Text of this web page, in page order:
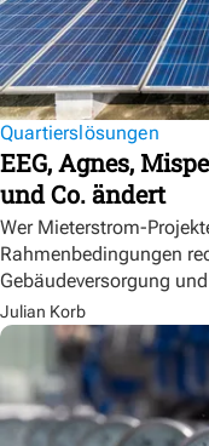
Quartierslösungen
EEG, Agnes,
und Co. ändert
Wer Mieterstrom-
Rahmenbedingungen
Gebäudeversorgung
Julian Korb